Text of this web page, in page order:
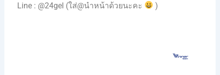
Line : @24gel (ใส่@นำหน้าด้วยนะคะ
)